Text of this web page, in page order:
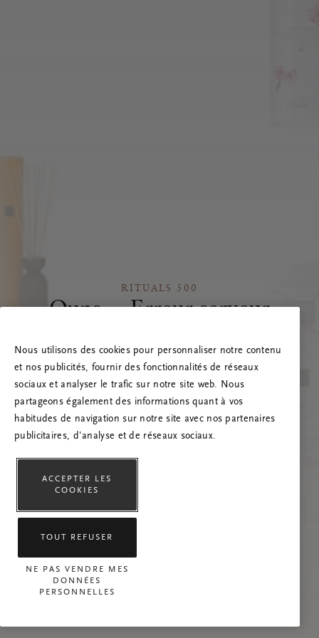
RITUALS 500
Oups… Erreur serveur
nous contacter si le problème persiste.
Nous utilisons des cookies pour personnaliser notre contenu
et nos publicités, fournir des fonctionnalités de réseaux
sociaux et analyser le trafic sur notre site web. Nous
partageons également des informations quant à vos
habitudes de navigation sur notre site avec nos partenaires
publicitaires, d'analyse et de réseaux sociaux.
ACCEPTER LES
COOKIES
TOUT REFUSER
NE PAS VENDRE MES
DONNÉES
PERSONNELLES